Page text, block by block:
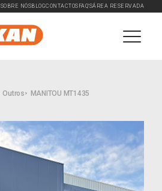
SOBRE NÓSBLOGCONTACTOS FAQ'SÁREA RESERVADA
Outros MANITOU MT1435